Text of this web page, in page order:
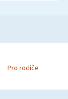
Pro rodiče